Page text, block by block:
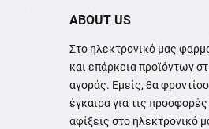
ABOUT US
Στο ηλεκτρονικό μας
και επάρκεια προϊόντων
αγοράς. Εμείς, θα
έγκαιρα για τις
αφίξεις στο ηλεκτρονικό